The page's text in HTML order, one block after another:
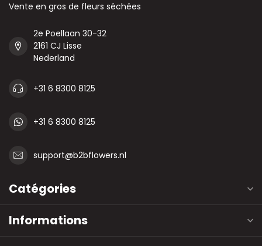
Vente en gros de fleurs séchées
2e Poellaan 30-32
2161 CJ Lisse
Nederland
+31 6 8300 8125
+31 6 8300 8125
support@b2bflowers.nl
Catégories
Informations